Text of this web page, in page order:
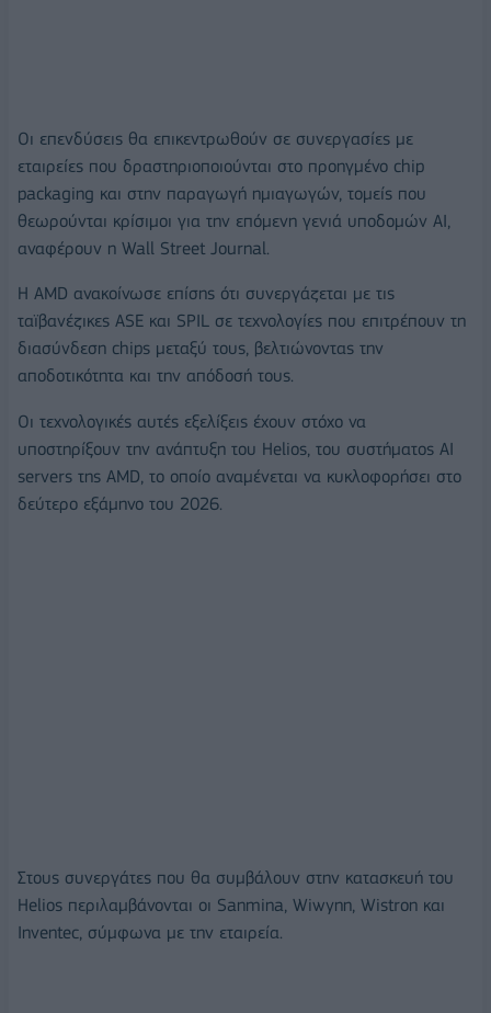
Οι επενδύσεις θα επικεντρωθούν σε συνεργασίες με
εταιρείες που δραστηριοποιούνται στο προηγμένο chip
packaging και στην παραγωγή ημιαγωγών, τομείς που
θεωρούνται κρίσιμοι για την επόμενη γενιά υποδομών AI,
αναφέρουν η Wall Street Journal.
Η AMD ανακοίνωσε επίσης ότι συνεργάζεται με τις
ταϊβανέζικες ASE και SPIL σε τεχνολογίες που επιτρέπουν τη
διασύνδεση chips μεταξύ τους, βελτιώνοντας την
αποδοτικότητα και την απόδοσή τους.
Οι τεχνολογικές αυτές εξελίξεις έχουν στόχο να
υποστηρίξουν την ανάπτυξη του Helios, του συστήματος AI
servers της AMD, το οποίο αναμένεται να κυκλοφορήσει στο
δεύτερο εξάμηνο του 2026.
Στους συνεργάτες που θα συμβάλουν στην κατασκευή του
Helios περιλαμβάνονται οι Sanmina, Wiwynn, Wistron και
Inventec, σύμφωνα με την εταιρεία.